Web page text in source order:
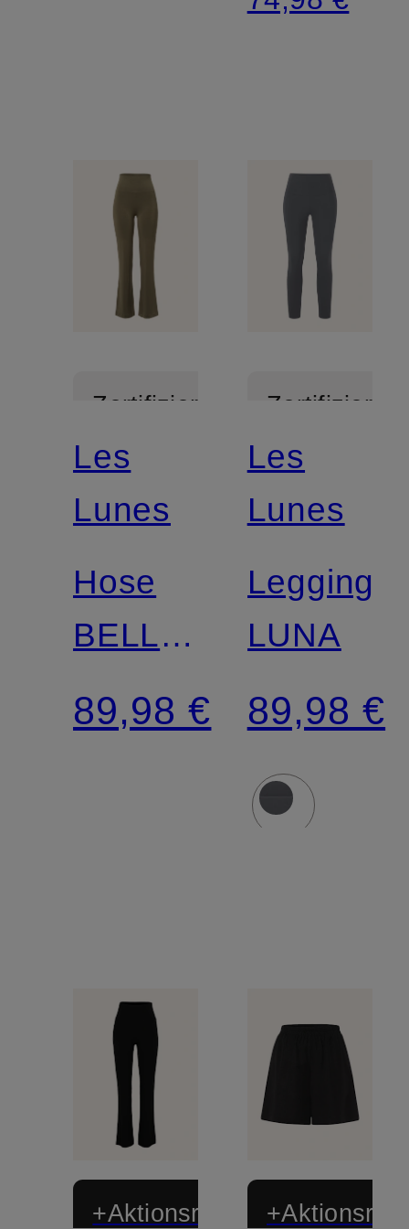
Zertifiziert
Les
Lunes
Hose
BELLE
LEGGINGS
FLARED
89,98 €
Zertifiziert
Les
Lunes
Leggings
LUNA
89,98 €
+Aktionsrabatt